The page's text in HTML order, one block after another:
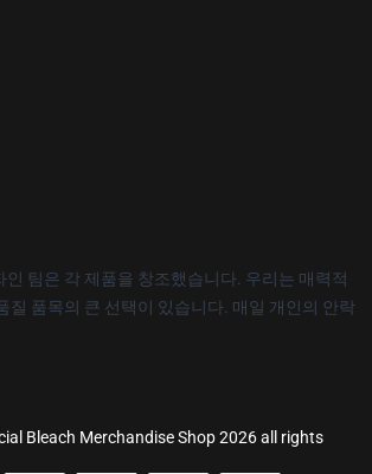
인 팀은 각 제품을 창조했습니다. 우리는 매력적
질 품목의 큰 선택이 있습니다. 매일 개인의 안락
Bleach Merchandise Shop 2026 all rights